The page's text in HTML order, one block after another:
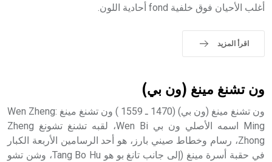
الملوك الذين حكموا مدينة إديسا (الرها) من أبجر الأول وحتى
sign تكتب منفصلة غير متصلة، وتعتمد المبدأ الأكوروفوني،
حيث تقتصر القيمة الصوتية للعلامة الك
أغلب الأحيان فوق خلفية fond أحادية اللون.
اقرأ المزيد
ون تشنغ مينغ (ون بي)
ون تشنغ مينغ (ون بي) (1470 ـ 1559 ) ون تشنغ مينغ :Wen Zheng
Ming اسمه الأصلي ون بي Wen Bi، لقبه تشنغ تشونغ Zheng
Zhong، رسام وخطاط صيني بارز، هو أحد الرسامين الأربعة الكبار
في حقبة أسرة مينغ (إلى جانب تانغ بو هو Tang Bo Hu، وشن تشو